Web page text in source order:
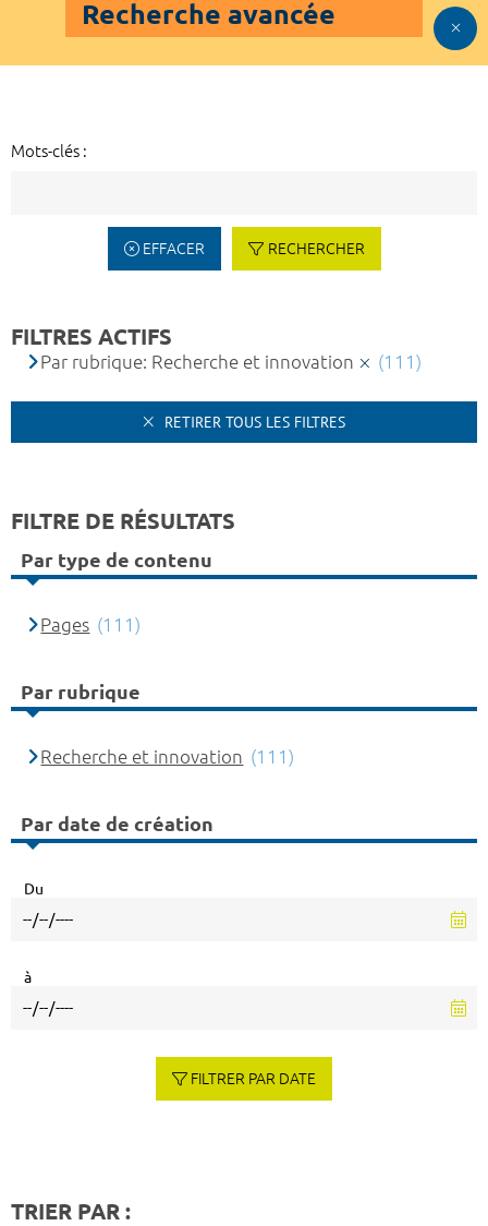
Recherche avancée
Mots-clés :
EFFACER RECHERCHER
FILTRES ACTIFS
Par rubrique: Recherche et innovation (111)
RETIRER TOUS LES FILTRES
FILTRE DE RÉSULTATS
Par type de contenu
Pages (111)
Par rubrique
Recherche et innovation (111)
Par date de création
Du
à
FILTRER PAR DATE
TRIER PAR :